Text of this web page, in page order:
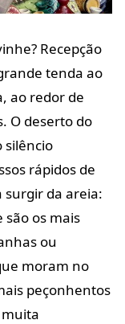
Recepção
tenda ao
ao redor de
O deserto do
silêncio
rápidos de
surgir da areia:
os mais
ou
moram no
peçonhentos